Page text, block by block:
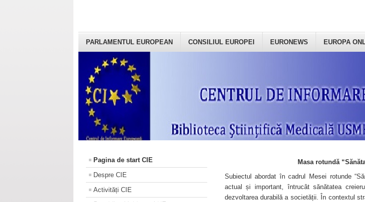
PARLAMENTUL EUROPEAN CONSILIUL EUROPEI EURONEWS EUROPA
Pagina de start CIE
Despre CIE
Activități CIE
Masa rotundă
Subiectul abordat în cadrul Mesei rotunde
actual și important, întrucât sănătatea
dezvoltarea durabilă a societății. În contextul